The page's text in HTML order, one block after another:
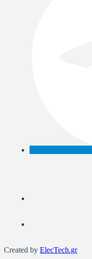
Created by ElecTech.gr